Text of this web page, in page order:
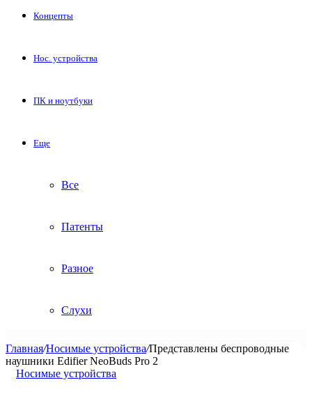
Концепты
Нос. устройства
ПК и ноутбуки
Еще
Все
Патенты
Разное
Слухи
Главная/Носимые устройства/Представлены беспроводные
наушники Edifier NeoBuds Pro 2
Носимые устройства